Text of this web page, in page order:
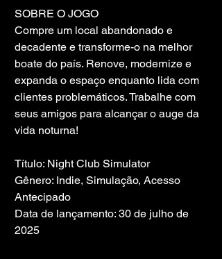
SOBRE O JOGO
Compre um local abandonado e
decadente e transforme-o na melhor
boate do país. Renove, modernize e
expanda o espaço enquanto lida com
clientes problemáticos. Trabalhe com
seus amigos para alcançar o auge da
vida noturna!
Título: Night Club Simulator
Gênero: Indie, Simulação, Acesso
Antecipado
Data de lançamento: 30 de julho de
2025